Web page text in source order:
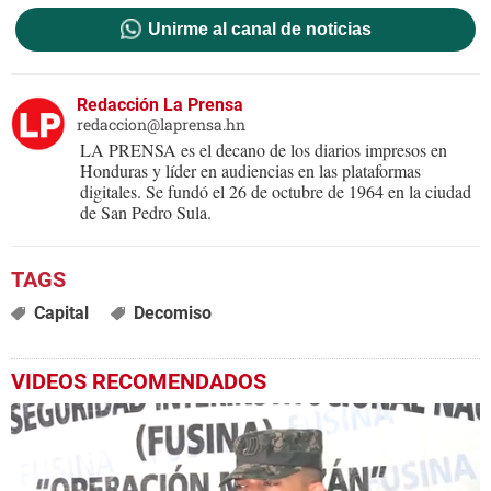
Unirme al canal de noticias
Redacción La Prensa
redaccion@laprensa.hn
LA PRENSA es el decano de los diarios impresos en
Honduras y líder en audiencias en las plataformas
digitales. Se fundó el 26 de octubre de 1964 en la ciudad
de San Pedro Sula.
Capital Decomiso
VIDEOS RECOMENDADOS